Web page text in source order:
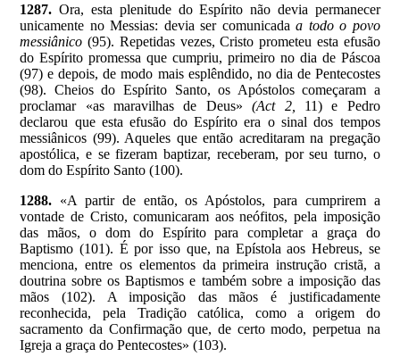
1287. Ora, esta plenitude do Espírito não devia permanecer
unicamente no Messias: devia ser comunicada a todo o povo
messiânico (95). Repetidas vezes, Cristo prometeu esta efusão
do Espírito promessa que cumpriu, primeiro no dia de Páscoa
(97) e depois, de modo mais esplêndido, no dia de Pentecostes
(98). Cheios do Espírito Santo, os Apóstolos começaram a
proclamar «as maravilhas de Deus»
(Act 2,
11) e Pedro
declarou que esta efusão do Espírito era o sinal dos tempos
messiânicos (99). Aqueles que então acreditaram na pregação
apostólica, e se fizeram baptizar, receberam, por seu turno, o
dom do Espírito Santo (100).
1288. «A partir de então, os Apóstolos, para cumprirem a
vontade de Cristo, comunicaram aos neófitos, pela imposição
das mãos, o dom do Espírito para completar a graça do
Baptismo (101). É por isso que, na Epístola aos Hebreus, se
menciona, entre os elementos da primeira instrução cristã, a
doutrina sobre os Baptismos e também sobre a imposição das
mãos (102). A imposição das mãos é justificadamente
reconhecida, pela Tradição católica, como a origem do
sacramento da Confirmação que, de certo modo, perpetua na
Igreja a graça do Pentecostes» (103).